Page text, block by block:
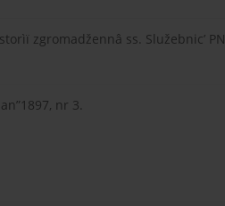
zgromadžennâ ss. Služebnic’
nr 3.